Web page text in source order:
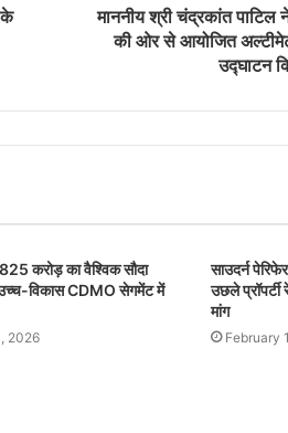
के
माननीय श्री चंद्रकांत
की ओर से आयोजित
उद्घाटन
करोड़ का वैश्विक सौदा
विकास CDMO सेगमेंट में
2026
साउदर्न
उछले
मांग
February